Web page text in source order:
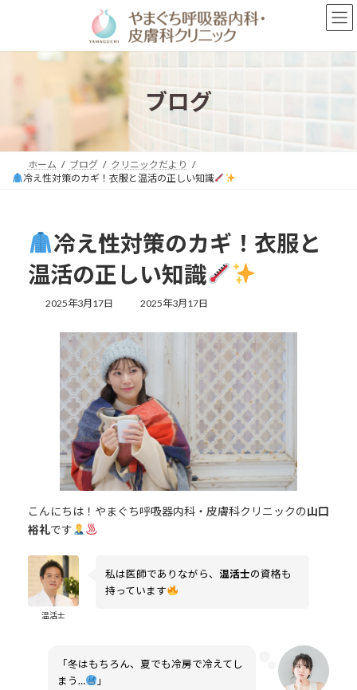
ン
プ
ー
動
ブログ
ホーム ブログ
クリニックだより
冷え性対策のカギ！衣服と温活の正しい知識
冷え性対策のカギ！衣服と
温活の正しい知識
2025年3月17日
最
更
新
日
時
:
2025年3月17日
こんにちは！やまぐち呼吸器内科・皮膚科クリニックの山口
裕礼です
温活士
私は医師でありながら、 温活士の資格も
持っています
「冬はもちろん、夏でも冷房で冷えてし
まう…
」